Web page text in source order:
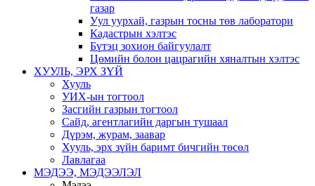
газар
Уул уурхай, газрын тосны төв лаборатори
Кадастрын хэлтэс
Бүтэц зохион байгуулалт
Цөмийн болон цацрагийн хяналтын хэлтэс
ХУУЛЬ, ЭРХ ЗҮЙ
Хууль
УИХ-ын тогтоол
Засгийн газрын тогтоол
Сайд, агентлагийн даргын тушаал
Дүрэм, журам, заавар
Хууль, эрх зүйн баримт бичгийн төсөл
Лавлагаа
МЭДЭЭ, МЭДЭЭЛЭЛ